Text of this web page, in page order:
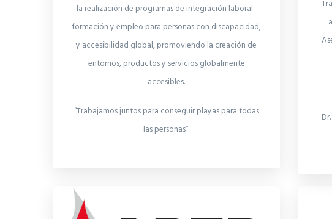
la realización de programas de integración laboral-
formación y empleo para personas con discapacidad,
y accesibilidad global, promoviendo la creación de
entornos, productos y servicios globalmente
accesibles.
“Trabajamos juntos para conseguir playas para todas
las personas”.